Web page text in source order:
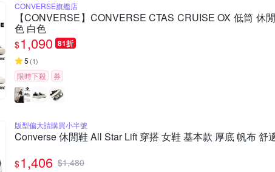
CONVERSE旗艦店
【CONVERSE】CONVERSE CTAS CRUISE OX 低筒 休
色 白色
$1,090 81折
5 (1)
限時下殺 券
版型偏大請購買小半號
Converse 休閒鞋 All Star Lift 穿搭 女鞋 基本款 厚底 帆布 舒
$1,406 $1,480